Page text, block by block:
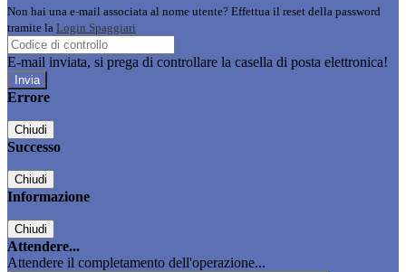
Non hai una e-mail associata al nome utente? Effettua il reset della password
tramite la Login Spaggiari
E-mail inviata, si prega di controllare la casella di posta elettronica!
Errore
Chiudi
Successo
Chiudi
Informazione
Chiudi
Attendere...
Attendere il completamento dell'operazione...